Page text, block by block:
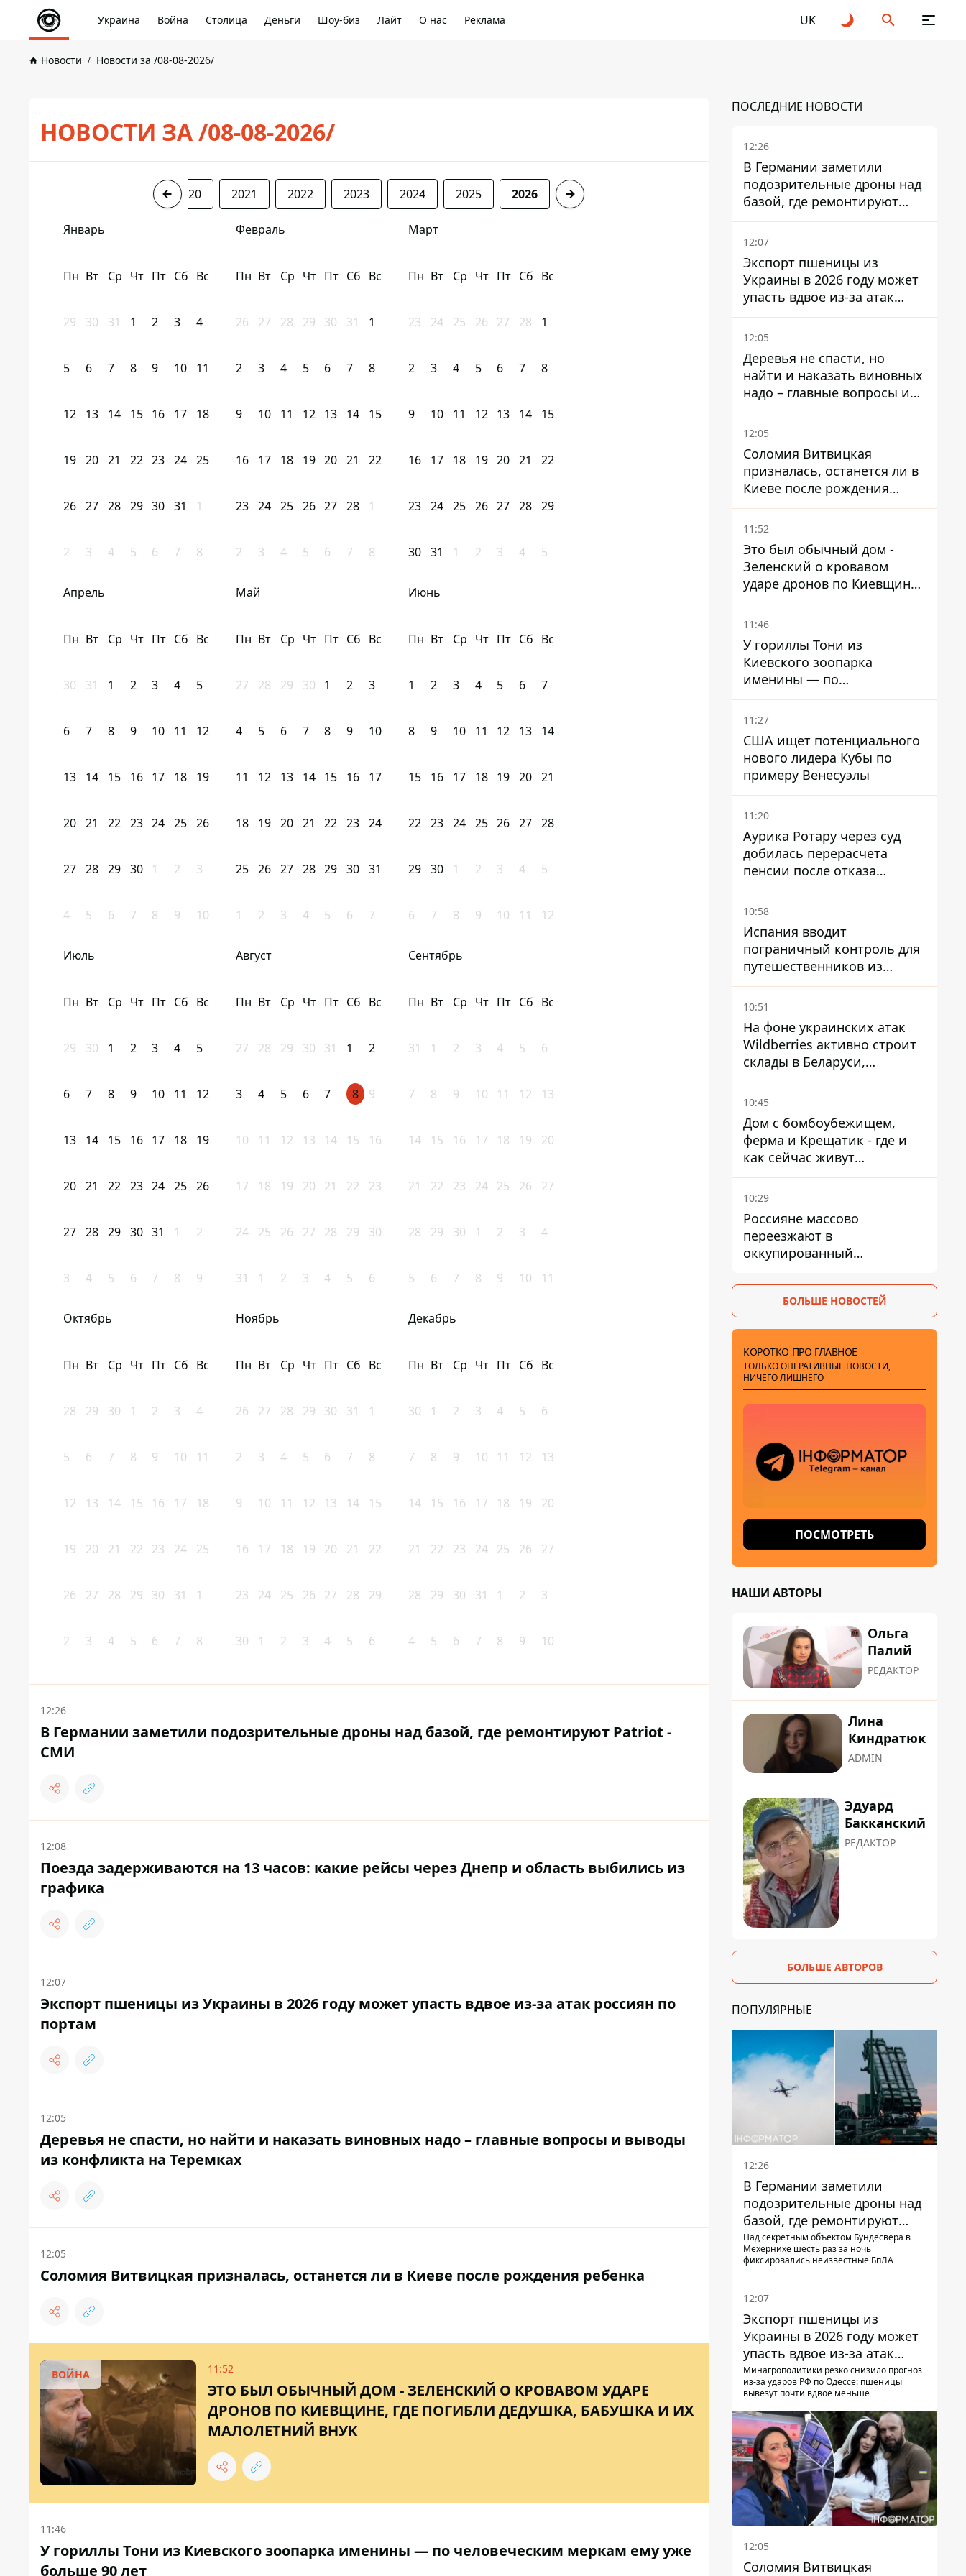
Украина Война Столица Деньги Шоу-биз Лайт О нас Реклама UK
Новости Новости за /08-08-2026/
НОВОСТИ ЗА /08-08-2026/
2020 2021 2022 2023 2024 2025 2026
Январь
Пн Вт Ср Чт Пт Сб Вс
29 30 31 1 2 3 4
5 6 7 8 9 10 11
12 13 14 15 16 17 18
19 20 21 22 23 24 25
26 27 28 29 30 31 1
2 3 4 5 6 7 8
Февраль
Пн Вт Ср Чт Пт Сб Вс
26 27 28 29 30 31 1
2 3 4 5 6 7 8
9 10 11 12 13 14 15
16 17 18 19 20 21 22
23 24 25 26 27 28 1
2 3 4 5 6 7 8
Март
Пн Вт Ср Чт Пт Сб Вс
23 24 25 26 27 28 1
2 3 4 5 6 7 8
9 10 11 12 13 14 15
16 17 18 19 20 21 22
23 24 25 26 27 28 29
30 31 1 2 3 4 5
Апрель
Пн Вт Ср Чт Пт Сб Вс
30 31 1 2 3 4 5
6 7 8 9 10 11 12
13 14 15 16 17 18 19
20 21 22 23 24 25 26
27 28 29 30 1 2 3
4 5 6 7 8 9 10
Май
Пн Вт Ср Чт Пт Сб Вс
27 28 29 30 1 2 3
4 5 6 7 8 9 10
11 12 13 14 15 16 17
18 19 20 21 22 23 24
25 26 27 28 29 30 31
1 2 3 4 5 6 7
Июнь
Пн Вт Ср Чт Пт Сб Вс
1 2 3 4 5 6 7
8 9 10 11 12 13 14
15 16 17 18 19 20 21
22 23 24 25 26 27 28
29 30 1 2 3 4 5
6 7 8 9 10 11 12
Июль
Пн Вт Ср Чт Пт Сб Вс
29 30 1 2 3 4 5
6 7 8 9 10 11 12
13 14 15 16 17 18 19
20 21 22 23 24 25 26
27 28 29 30 31 1 2
3 4 5 6 7 8 9
Август
Пн Вт Ср Чт Пт Сб Вс
27 28 29 30 31 1 2
3 4 5 6 7 8 9
10 11 12 13 14 15 16
17 18 19 20 21 22 23
24 25 26 27 28 29 30
31 1 2 3 4 5 6
Сентябрь
Пн Вт Ср Чт Пт Сб Вс
31 1 2 3 4 5 6
7 8 9 10 11 12 13
14 15 16 17 18 19 20
21 22 23 24 25 26 27
28 29 30 1 2 3 4
5 6 7 8 9 10 11
Октябрь
Пн Вт Ср Чт Пт Сб Вс
28 29 30 1 2 3 4
5 6 7 8 9 10 11
12 13 14 15 16 17 18
19 20 21 22 23 24 25
26 27 28 29 30 31 1
2 3 4 5 6 7 8
Ноябрь
Пн Вт Ср Чт Пт Сб Вс
26 27 28 29 30 31 1
2 3 4 5 6 7 8
9 10 11 12 13 14 15
16 17 18 19 20 21 22
23 24 25 26 27 28 29
30 1 2 3 4 5 6
Декабрь
Пн Вт Ср Чт Пт Сб Вс
30 1 2 3 4 5 6
7 8 9 10 11 12 13
14 15 16 17 18 19 20
21 22 23 24 25 26 27
28 29 30 31 1 2 3
4 5 6 7 8 9 10
12:26
В Германии заметили подозрительные дроны над базой, где ремонтируют Patriot -
СМИ
12:08
Поезда задерживаются на 13 часов: какие рейсы через Днепр и область выбились из
графика
12:07
Экспорт пшеницы из Украины в 2026 году может упасть вдвое из-за атак россиян по
портам
12:05
Деревья не спасти, но найти и наказать виновных надо – главные вопросы и выводы
из конфликта на Теремках
12:05
Соломия Витвицкая призналась, останется ли в Киеве после рождения ребенка
ВОЙНА 11:52
ЭТО БЫЛ ОБЫЧНЫЙ ДОМ - ЗЕЛЕНСКИЙ О КРОВАВОМ УДАРЕ
ДРОНОВ ПО КИЕВЩИНЕ, ГДЕ ПОГИБЛИ ДЕДУШКА, БАБУШКА И ИХ
МАЛОЛЕТНИЙ ВНУК
11:46
У гориллы Тони из Киевского зоопарка именины — по человеческим меркам ему уже
больше 90 лет
ПОСЛЕДНИЕ НОВОСТИ
12:26
В Германии заметили
подозрительные дроны над
базой, где ремонтируют
Patriot - СМИ
12:07
Экспорт пшеницы из
Украины в 2026 году может
упасть вдвое из-за атак
россиян по портам
12:05
Деревья не спасти, но
найти и наказать виновных
надо – главные вопросы и
выводы из конфликта на
Теремках
12:05
Соломия Витвицкая
призналась, останется ли в
Киеве после рождения
ребенка
11:52
Это был обычный дом -
Зеленский о кровавом
ударе дронов по Киевщине,
где погибли дедушка,
бабушка и их малолетний
11:46
У гориллы Тони из
Киевского зоопарка
именины — по
человеческим меркам ему
уже больше 90 лет
11:27
США ищет потенциального
нового лидера Кубы по
примеру Венесуэлы
11:20
Аурика Ротару через суд
добилась перерасчета
пенсии после отказа
Пенсионного фонда
10:58
Испания вводит
пограничный контроль для
путешественников из
Италии из-за
миграционного конфликта
10:51
На фоне украинских атак
Wildberries активно строит
склады в Беларуси,
Казахстане, Узбекистане
10:45
Дом с бомбоубежищем,
ферма и Крещатик - где и
как сейчас живут
украинские знаменитости
10:29
Россияне массово
переезжают в
оккупированный
оставляют без жилья
БОЛЬШЕ НОВОСТЕЙ
КОРОТКО ПРО ГЛАВНОЕ
ТОЛЬКО ОПЕРАТИВНЫЕ НОВОСТИ,
НИЧЕГО ЛИШНЕГО
ПОСМОТРЕТЬ
НАШИ АВТОРЫ
Ольга
Палий
РЕДАКТОР
Лина
Киндратюк
ADMIN
Эдуард
Бакканский
РЕДАКТОР
БОЛЬШЕ АВТОРОВ
ПОПУЛЯРНЫЕ
12:26
В Германии заметили
подозрительные дроны над
базой, где ремонтируют
Patriot - СМИ
Над секретным объектом Бундесвера в
Мехернихе шесть раз за ночь
фиксировались неизвестные БпЛА
12:07
Экспорт пшеницы из
Украины в 2026 году может
упасть вдвое из-за атак
россиян по портам
Минагрополитики резко снизило прогноз
из-за ударов РФ по Одессе: пшеницы
вывезут почти вдвое меньше
12:05
Соломия Витвицкая